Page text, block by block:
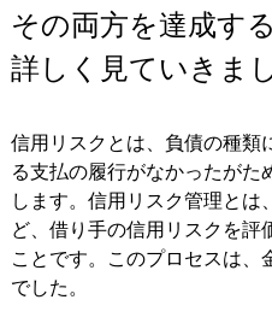
その両方を達成す
詳しく見ていきま
信用リスクとは、負債の種類
る支払の履行がなかったがた
します。信用リスク管理とは
ど、借り手の信用リスクを評
ことです。このプロセスは、
でした。